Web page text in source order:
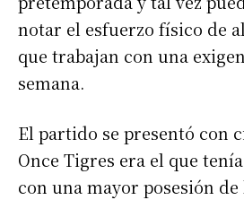
notar el esfuerzo físico de
que trabajan con una
semana.
El partido se presentó con
Once Tigres era el que
con una mayor posesión de